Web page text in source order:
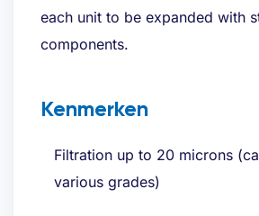
each unit to be expanded with
components.
Kenmerken
Filtration up to 20 microns
various grades)